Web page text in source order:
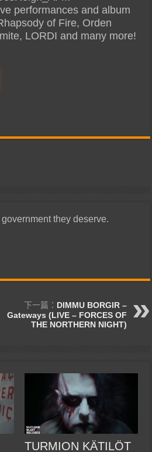
performances and album
of Fire, Orden
LORDI and many more!
they deserve.
下一篇： DIMMU BORGIR –
Gateways (LIVE – FORCES OF
THE NORTHERN NIGHT)
TURMION KÄTILÖT